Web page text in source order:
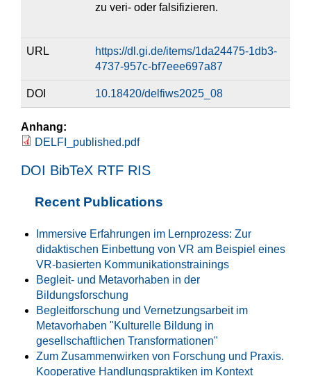
zu veri- oder falsifizieren.
URL
https://dl.gi.de/items/1da24475-1db3-
4737-957c-bf7eee697a87
DOI 10.18420/delfiws2025_08
Anhang:
DELFI_published.pdf
DOI BibTeX RTF RIS
Recent Publications
Immersive Erfahrungen im Lernprozess: Zur
didaktischen Einbettung von VR am Beispiel eines
VR-basierten Kommunikationstrainings
Begleit- und Metavorhaben in der
Bildungsforschung
Begleitforschung und Vernetzungsarbeit im
Metavorhaben "Kulturelle Bildung in
gesellschaftlichen Transformationen"
Zum Zusammenwirken von Forschung und Praxis.
Kooperative Handlungspraktiken im Kontext